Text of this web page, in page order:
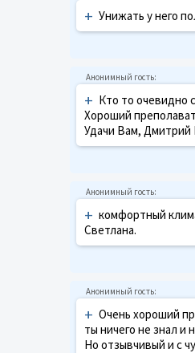
+ Унижать у него
+ Кто то очевидно
Хороший
Удачи Вам, Дмитрий
+ комфортный
Светлана.
+ Очень хороший
ты ничего не знал и
Но отзывчивый и с